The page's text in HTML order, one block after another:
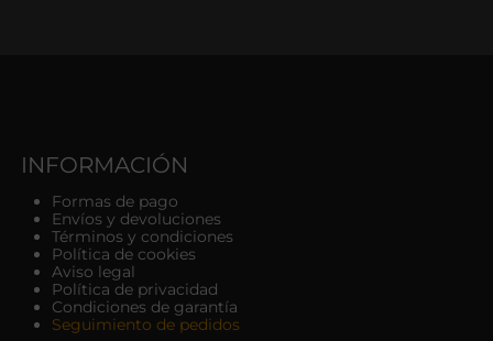
INFORMACIÓN
Formas de pago
Envíos y devoluciones
Términos y condiciones
Política de cookies
Aviso legal
Política de privacidad
Condiciones de garantía
Seguimiento de pedidos